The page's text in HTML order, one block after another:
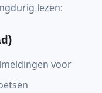
lezen:
voor